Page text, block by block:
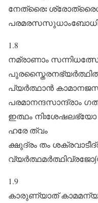
നേത്രൈഃ
1.8
നമ്രാണാം
പ്യർ‌ത്ഥാൻ
പരമാനന്ദസാന്ദ്രാം
ഇത്ഥം നിഃശേഷലഭ്യോ
ഹരേ ത്വം
ക്ഷുദ്രം തം
1.9
കാരുണ്യാത്